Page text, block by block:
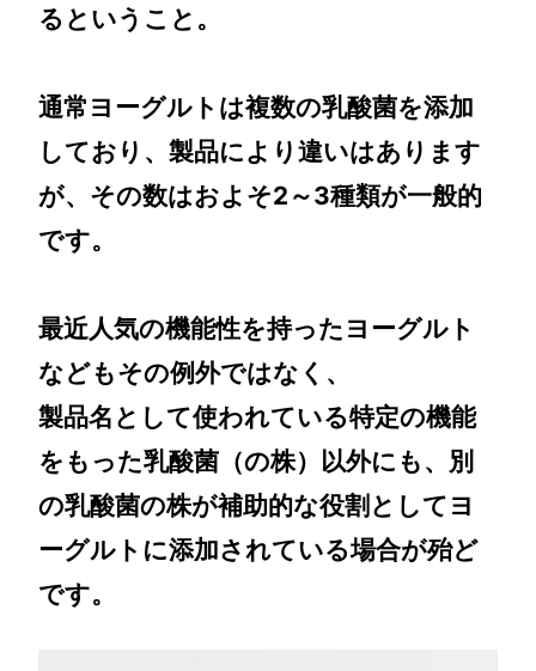
るということ。
通常ヨーグルトは複数の乳酸菌を添加
しており、製品により違いはあります
が、その数はおよそ2～3種類が一般的
です。
最近人気の機能性を持ったヨーグルト
などもその例外ではなく、
製品名として使われている特定の機能
をもった乳酸菌（の株）以外にも、別
の乳酸菌の株が補助的な役割としてヨ
ーグルトに添加されている場合が殆ど
です。